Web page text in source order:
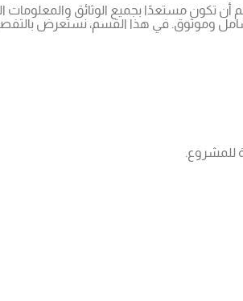
أن تكون مستعدًا بجميع الوثائق والمعلومات
وموثوق. في هذا القسم، نستعرض بالتفصيل
للمشروع.